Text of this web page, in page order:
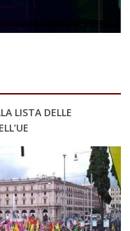
LISTA DELLE